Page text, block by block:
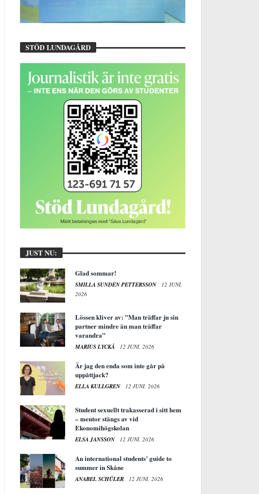
STÖD LUNDAGÅRD
JUST NU:
Glad sommar!
SMILLA SUNDÉN PETTERSSON
12 JUNI,
2026
Lössen kliver av: ”Man träffar ju sin
partner mindre än man träffar
varandra”
MARIUS LYCKÅ 12 JUNI, 2026
Är jag den enda som inte går på
uppåttjack?
ELLA KULLGREN 12 JUNI, 2026
Student sexuellt trakasserad i sitt hem
– mentor stängs av vid
Ekonomihögskolan
ELSA JANSSON 12 JUNI, 2026
An international students’ guide to
summer in Skåne
ANABEL SCHÜLER 12 JUNI, 2026